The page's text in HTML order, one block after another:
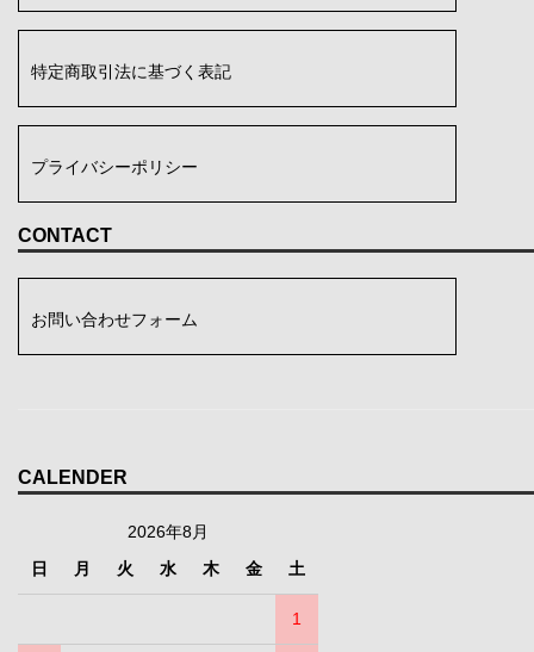
特定商取引法に基づく表記
プライバシーポリシー
CONTACT
お問い合わせフォーム
CALENDER
2026年8月
日
月 火 水 木 金 土
1